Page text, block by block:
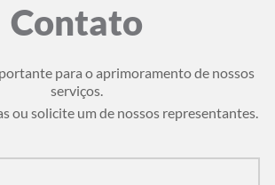
Contato
para o aprimoramento de nossos
serviços.
ou solicite um de nossos representantes.